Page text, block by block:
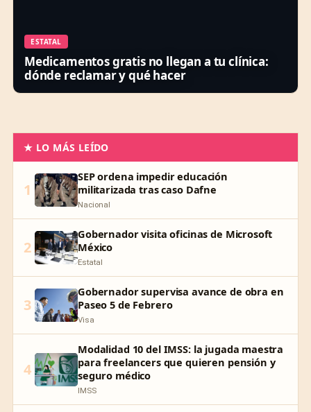
ESTATAL
Medicamentos gratis no llegan a tu clínica:
dónde reclamar y qué hacer
★ LO MÁS LEÍDO
1
SEP ordena impedir educación
militarizada tras caso Dafne
Nacional
2
Gobernador visita oficinas de Microsoft
México
Estatal
3
Gobernador supervisa avance de obra en
Paseo 5 de Febrero
Visa
4
Modalidad 10 del IMSS: la jugada maestra
para freelancers que quieren pensión y
seguro médico
IMSS